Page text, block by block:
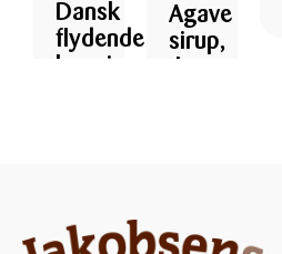
Dansk
flydende
honning
Agave
sirup,